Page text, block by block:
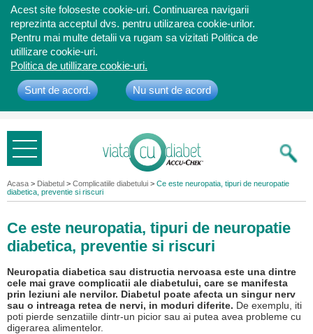
Acest site foloseste cookie-uri. Continuarea navigarii
reprezinta acceptul dvs. pentru utilizarea cookie-urilor.
Pentru mai multe detalii va rugam sa vizitati Politica de
utillizare cookie-uri.
Politica de utillizare cookie-uri.
Sunt de acord. Nu sunt de acord
Bine ati
venit
Acasa > Diabetul > Complicatiile diabetului > Ce este neuropatia, tipuri de neuropatie
diabetica, preventie si riscuri
Ce este neuropatia, tipuri de neuropatie
diabetica, preventie si riscuri
Neuropatia diabetica sau distructia nervoasa este una dintre
cele mai grave complicatii ale diabetului, care se manifesta
prin leziuni ale nervilor. Diabetul poate afecta un singur nerv
sau o intreaga retea de nervi, in moduri diferite. De exemplu, iti
poti pierde senzatiile dintr-un picior sau ai putea avea probleme cu
digerarea alimentelor.